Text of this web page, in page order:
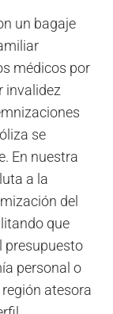
un bagaje
médicos por
invalidez
se
En nuestra
a la
del
que
presupuesto
personal o
atesora